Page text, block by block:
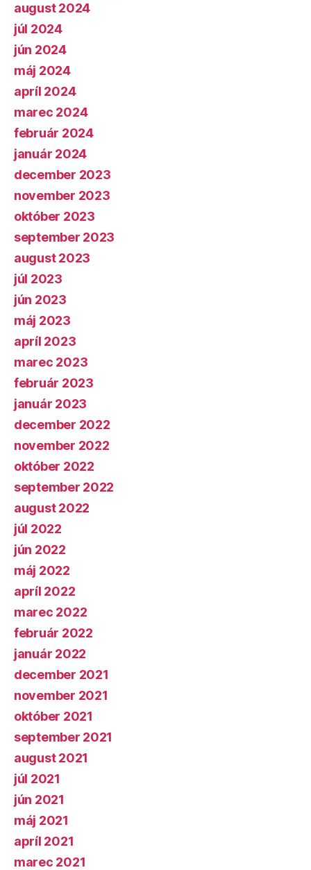
august 2024
júl 2024
jún 2024
máj 2024
apríl 2024
marec 2024
február 2024
január 2024
december 2023
november 2023
október 2023
september 2023
august 2023
júl 2023
jún 2023
máj 2023
apríl 2023
marec 2023
február 2023
január 2023
december 2022
november 2022
október 2022
september 2022
august 2022
júl 2022
jún 2022
máj 2022
apríl 2022
marec 2022
február 2022
január 2022
december 2021
november 2021
október 2021
september 2021
august 2021
júl 2021
jún 2021
máj 2021
apríl 2021
marec 2021